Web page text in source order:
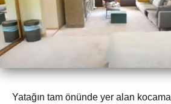
Yatağın tam önünde yer alan